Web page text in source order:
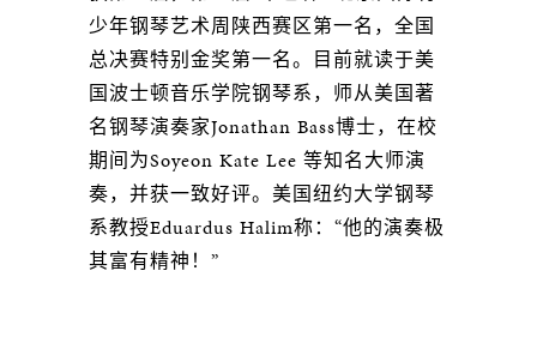
少年钢琴艺术周陕西赛区第一名，全国
总决赛特别金奖第一名。目前就读于美
国波士顿音乐学院钢琴系，师从美国著
名钢琴演奏家Jonathan Bass博士，在校
期间为Soyeon Kate Lee 等知名大师演
奏，并获一致好评。美国纽约大学钢琴
系教授Eduardus Halim称：“他的演奏极
其富有精神！”